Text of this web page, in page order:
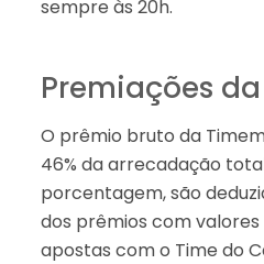
sempre às 20h.
Premiações
O prêmio bruto da
46% da arrecadação
porcentagem, são
dos prêmios com valores
apostas com o Time do